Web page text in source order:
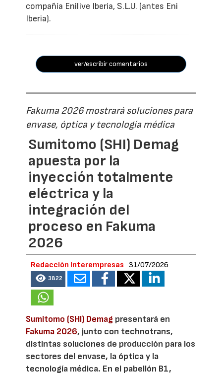
compañía Enilive Iberia, S.L.U. (antes Eni
Iberia).
ver/escribir comentarios
Fakuma 2026 mostrará soluciones para
envase, óptica y tecnología médica
Sumitomo (SHI) Demag
apuesta por la
inyección totalmente
eléctrica y la
integración del
proceso en Fakuma
2026
Redacción Interempresas 31/07/2026
3822
Sumitomo (SHI) Demag presentará en
Fakuma 2026, junto con technotrans,
distintas soluciones de producción para los
sectores del envase, la óptica y la
tecnología médica. En el pabellón B1,